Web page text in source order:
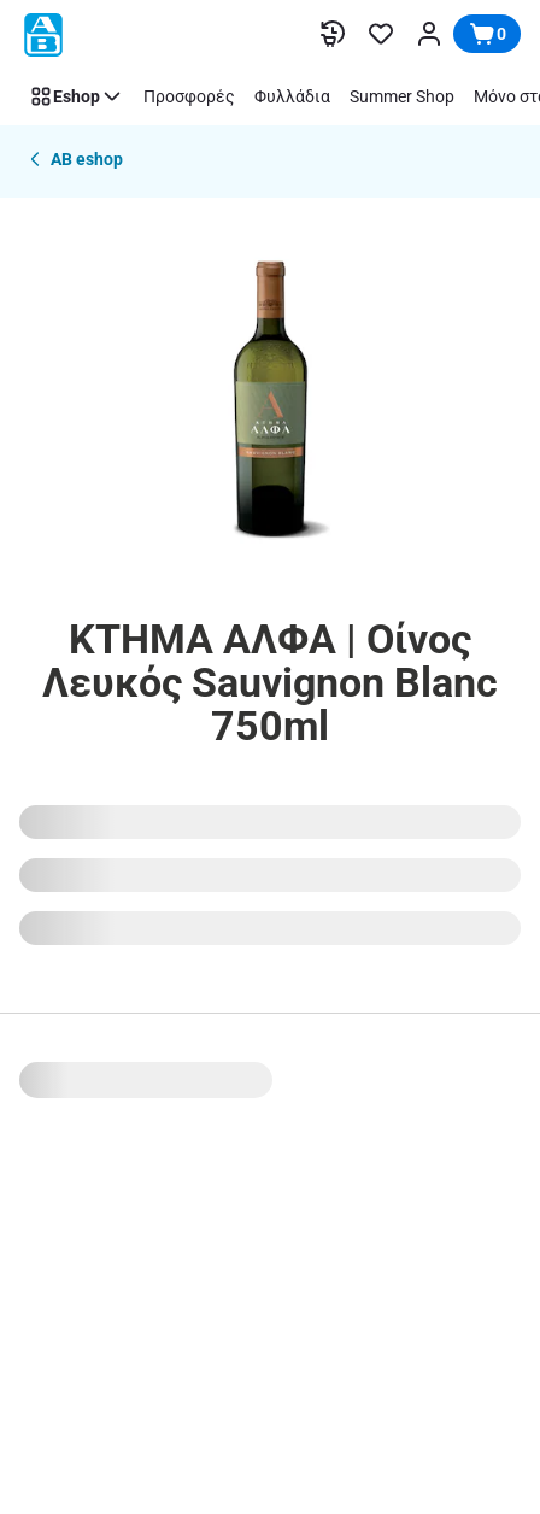
Παράλειψη 0
Eshop Προσφορές Φυλλάδια Summer Shop Μόνο
AB eshop
ΚΤΗΜΑ ΑΛΦΑ | Οίνος
Λευκός Sauvignon Blanc
750ml